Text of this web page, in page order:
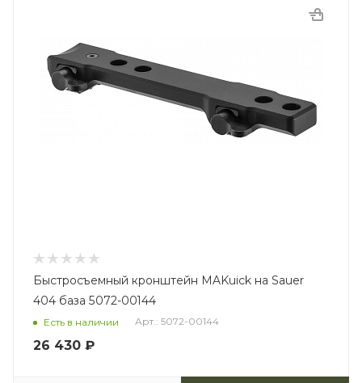
Быстросъемный кронштейн MAKuick на Sauer
404 база 5072-00144
Есть в наличии Арт.: 5072-00144
26 430 ₽